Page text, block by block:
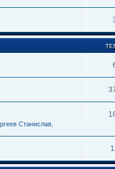
Станислав